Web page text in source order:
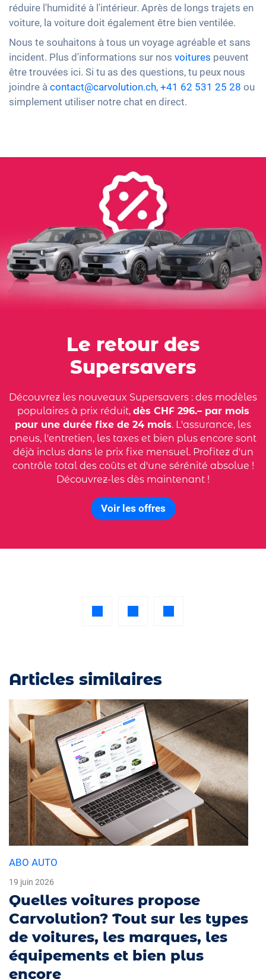
réduire l'humidité à l'intérieur. Après de longs trajets en
voiture, la voiture doit également être bien ventilée.
Nous te souhaitons à tous un voyage agréable et sans
incident. Plus d'informations sur nos voitures peuvent
être trouvées ici. Si tu as des questions, tu peux nous
joindre à contact@carvolution.ch, +41 62 531 25 28 ou
simplement utiliser notre chat en direct.
Le retour des
Supersavers
Découvrez les nouveaux Supersavers : des modèles
populaires à prix réduit, dès CHF 296.– par mois
pour une durée fixe de 24 mois. L'assurance, les
pneus, l'entretien, les taxes et bien plus encore sont
déjà inclus dans le prix fixe mensuel. Profitez d'un
contrôle total des coûts et d'une sérénité absolue !
Découvrez-les dès maintenant !
Voir les offres
Articles similaires
ABO AUTO
19 juin 2026
Quelles voitures propose
Carvolution? Tout sur les types
de voitures, les marques, les
équipements et bien plus
encore